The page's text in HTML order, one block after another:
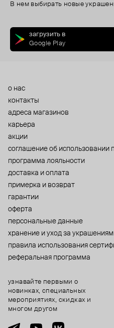
В нем выбирать новые
загрузить в
Google Play
о нас
контакты
адреса магазинов
карьера
акции
cоглашение об использовании
программа лояльности
доставка и оплата
примерка и возврат
гарантии
оферта
персональные данные
хранение и уход за
правила использования
реферальная программа
узнавайте первыми о
новинках, специальных
мероприятиях, скидках и
многом другом